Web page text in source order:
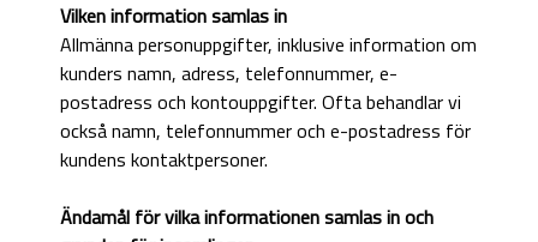
Vilken information samlas in
Allmänna personuppgifter, inklusive information om
kunders namn, adress, telefonnummer, e-
postadress och kontouppgifter. Ofta behandlar vi
också namn, telefonnummer och e-postadress för
kundens kontaktpersoner.
Ändamål för vilka informationen samlas in och